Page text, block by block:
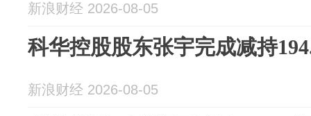
新浪财经 2026-08-05
科华控股股东张宇完成减持
新浪财经 2026-08-05